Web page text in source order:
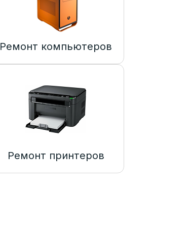
Ремонт компьютеров
Ремонт принтеров